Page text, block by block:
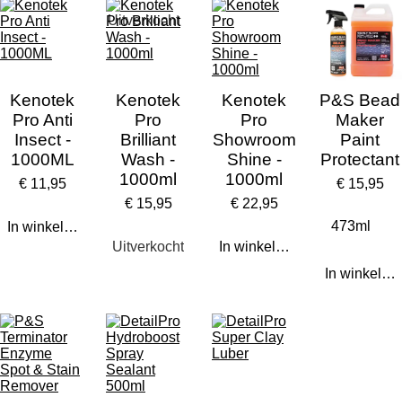
Kenotek
Pro Anti
Insect -
1000ML
€ 11,95
In winkelwagen
Uitverkocht
Kenotek
Pro
Brilliant
Wash -
1000ml
€ 15,95
Uitverkocht
Kenotek
Pro
Showroom
Shine -
1000ml
€ 22,95
In winkelwagen
P&S Bead
Maker
Paint
Protectant
€ 15,95
In